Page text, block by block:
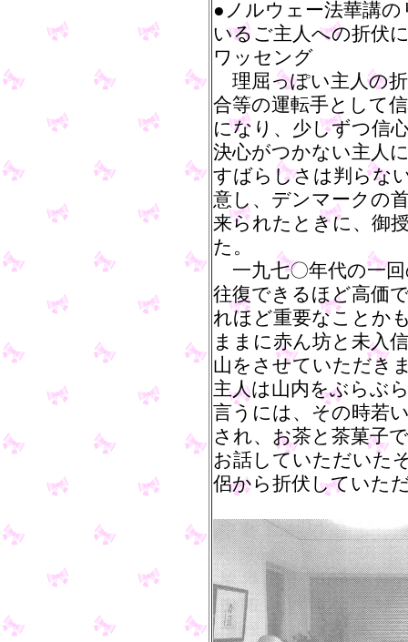
●ノルウェー法華講
いるご主人への折伏
ワッセング
理屈っぽい主人の
合等の運転手として
になり、少しずつ信
決心がつかない主人
すばらしさは判らな
意し、デンマークの
来られたときに、御
た。
一九七〇年代の一
往復できるほど高価
れほど重要なことか
ままに赤ん坊と未入
山をさせていただき
主人は山内をぶらぶ
言うには、その時若
され、お茶と茶菓子
お話していただいた
侶から折伏していた